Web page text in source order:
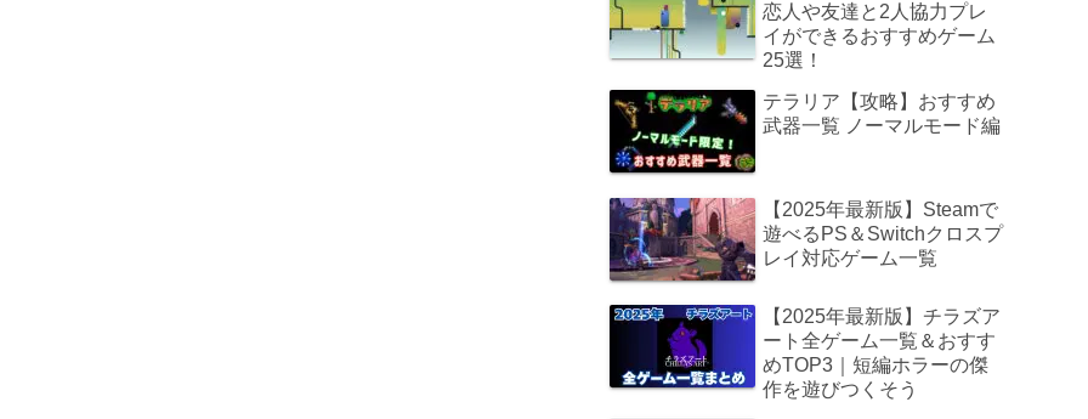
恋人や友達と2人協力プレ
イができるおすすめゲーム
25選！
テラリア【攻略】おすすめ
武器一覧 ノーマルモード編
【2025年最新版】Steamで
遊べるPS＆Switchクロスプ
レイ対応ゲーム一覧
【2025年最新版】チラズア
ート全ゲーム一覧＆おすす
めTOP3｜短編ホラーの傑
作を遊びつくそう